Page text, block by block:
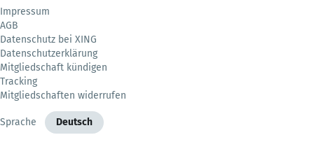
Impressum
AGB
Datenschutz bei XING
Datenschutzerklärung
Mitgliedschaft kündigen
Tracking
Mitgliedschaften widerrufen
Sprache Deutsch